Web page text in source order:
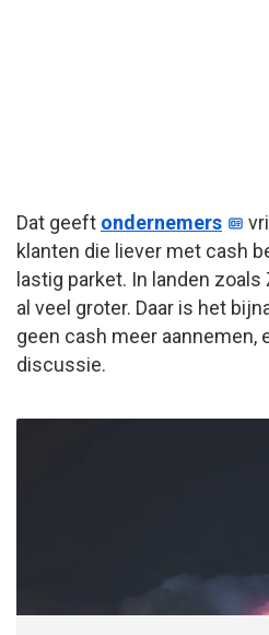
Dat geeft ondernemers
klanten die liever met cash
lastig parket. In landen
al veel groter. Daar is het
geen cash meer aannemen,
discussie.